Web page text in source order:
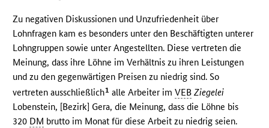
Zu negativen Diskussionen und Unzufriedenheit über
Lohnfragen kam es besonders unter den Beschäftigten unterer
Lohngruppen sowie unter Angestellten. Diese vertreten die
Meinung, dass ihre Löhne im Verhältnis zu ihren Leistungen
und zu den gegenwärtigen Preisen zu niedrig sind. So
vertreten ausschließlich1 alle Arbeiter imVEB Ziegelei
Lobenstein, [Bezirk] Gera, die Meinung, dass die Löhne bis
320 DM brutto im Monat für diese Arbeit zu niedrig seien.